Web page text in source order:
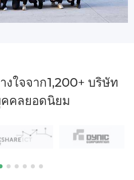
งใจจาก1,200+ บริษัท
คลยอดนิยม